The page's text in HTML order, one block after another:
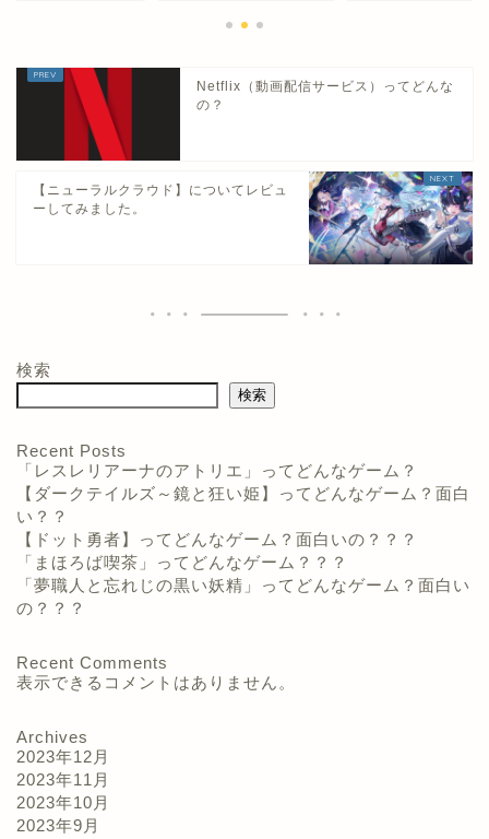
Netflix（動画配信サービス）ってどんな
の？
【ニューラルクラウド】についてレビュ
ーしてみました。
検索
検索
Recent Posts
「レスレリアーナのアトリエ」ってどんなゲーム？
【ダークテイルズ～鏡と狂い姫】ってどんなゲーム？面白
い？？
【ドット勇者】ってどんなゲーム？面白いの？？？
「まほろば喫茶」ってどんなゲーム？？？
「夢職人と忘れじの黒い妖精」ってどんなゲーム？面白い
の？？？
Recent Comments
表示できるコメントはありません。
Archives
2023年12月
2023年11月
2023年10月
2023年9月